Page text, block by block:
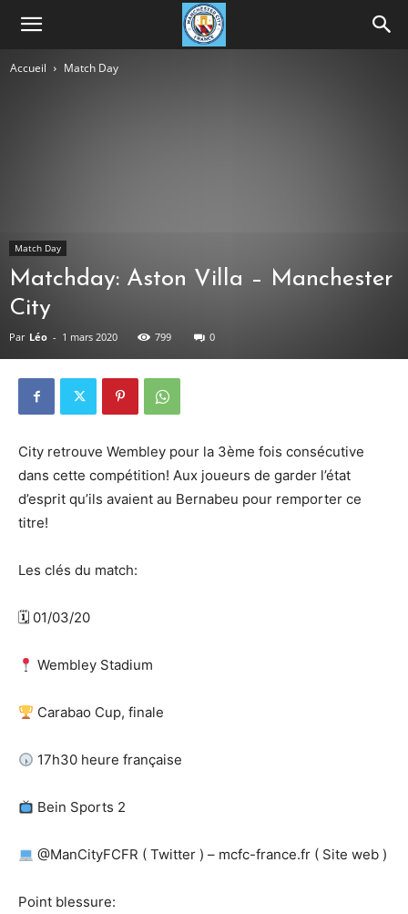
Accueil Match Day
Match Day
Matchday: Aston Villa – Manchester
City
Par Léo - 1 mars 2020 799 0
City retrouve Wembley pour la 3ème fois consécutive
dans cette compétition! Aux joueurs de garder l’état
d’esprit qu’ils avaient au Bernabeu pour remporter ce
titre!
Les clés du match:
🗓 01/03/20
Wembley Stadium
Carabao Cup, finale
17h30 heure française
Bein Sports 2
@ManCityFCFR ( Twitter ) – mcfc-france.fr ( Site web )
Point blessure: